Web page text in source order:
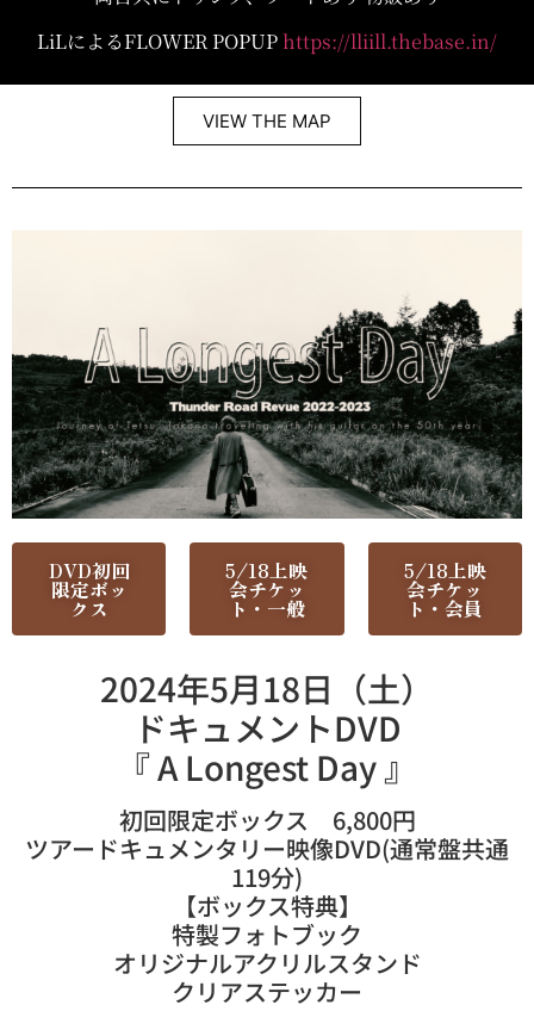
LiLによるFLOWER POPUPhttps://lliill.thebase.in/
VIEW THE MAP
DVD初回
限定ボッ
クス
5/18上映
会チケッ
ト・一般
5/18上映
会チケッ
ト・会員
2024年5月18日（土）
ドキュメントDVD
『 A Longest Day 』
初回限定ボックス 6,800円
ツアードキュメンタリー映像DVD(通常盤共通
119分)
【ボックス特典】
特製フォトブック
オリジナルアクリルスタンド
クリアステッカー